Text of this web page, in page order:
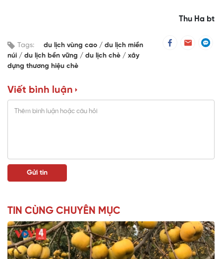
Thu Ha bt
Tags: du lịch vùng cao
du lịch miền
núi
du lịch bền vững du lịch chè
xây
dựng thương hiệu chè
Viết bình luận
TIN CÙNG CHUYÊN MỤC